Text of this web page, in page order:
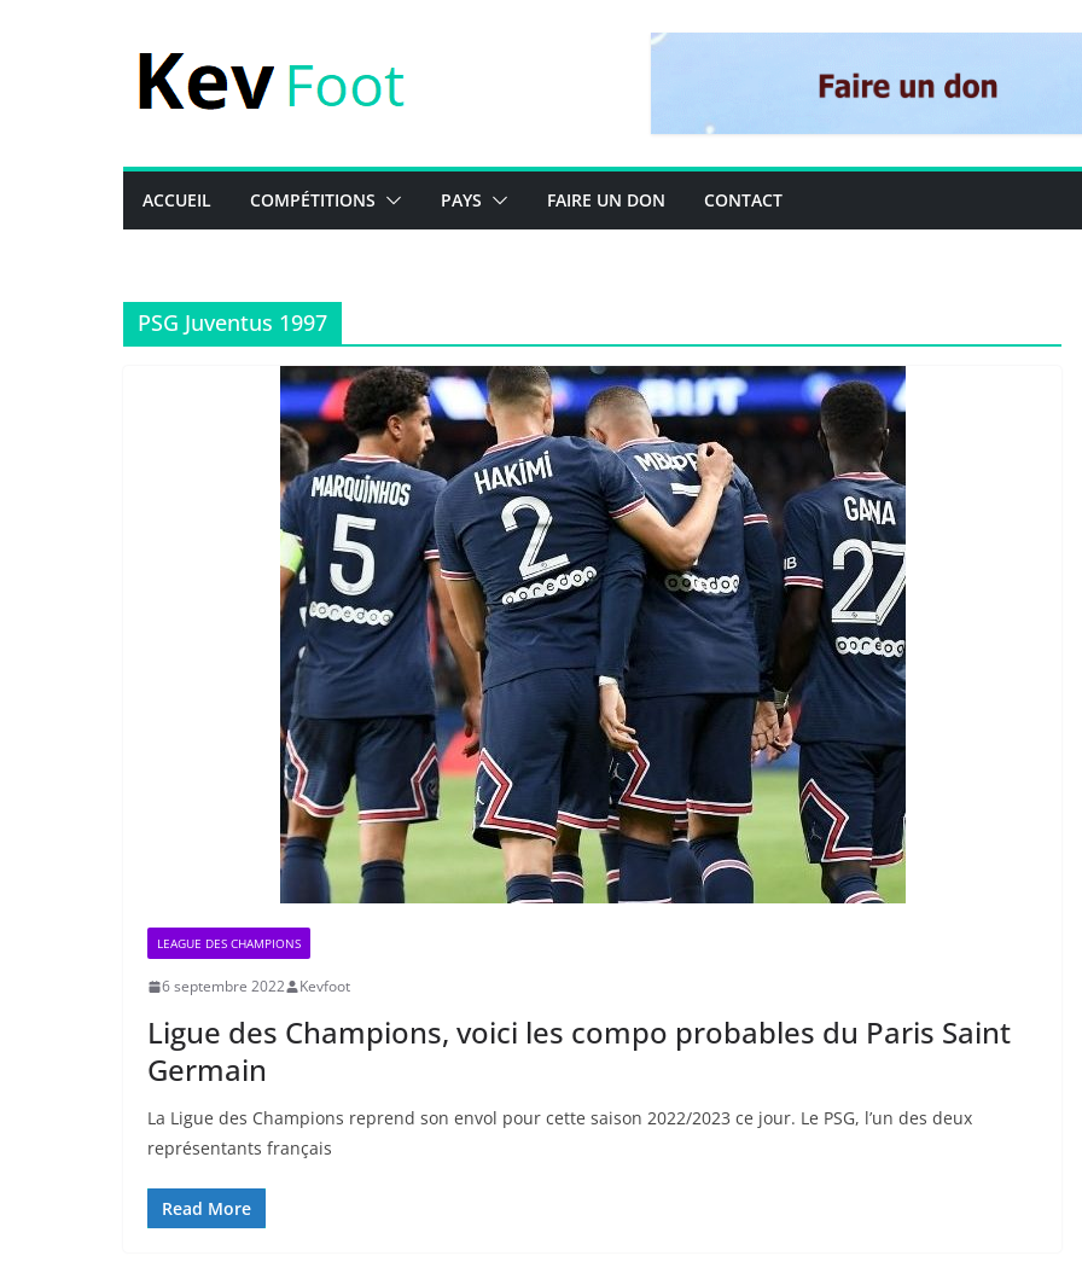
ACCUEIL COMPÉTITIONS PAYS FAIRE UN DON CONTACT
PSG Juventus 1997
LEAGUE DES CHAMPIONS
6 septembre 2022 Kevfoot
Ligue des Champions, voici les compo probables du Paris Saint
Germain
La Ligue des Champions reprend son envol pour cette saison 2022/2023 ce jour. Le PSG, l’un des deux
représentants français
Read More